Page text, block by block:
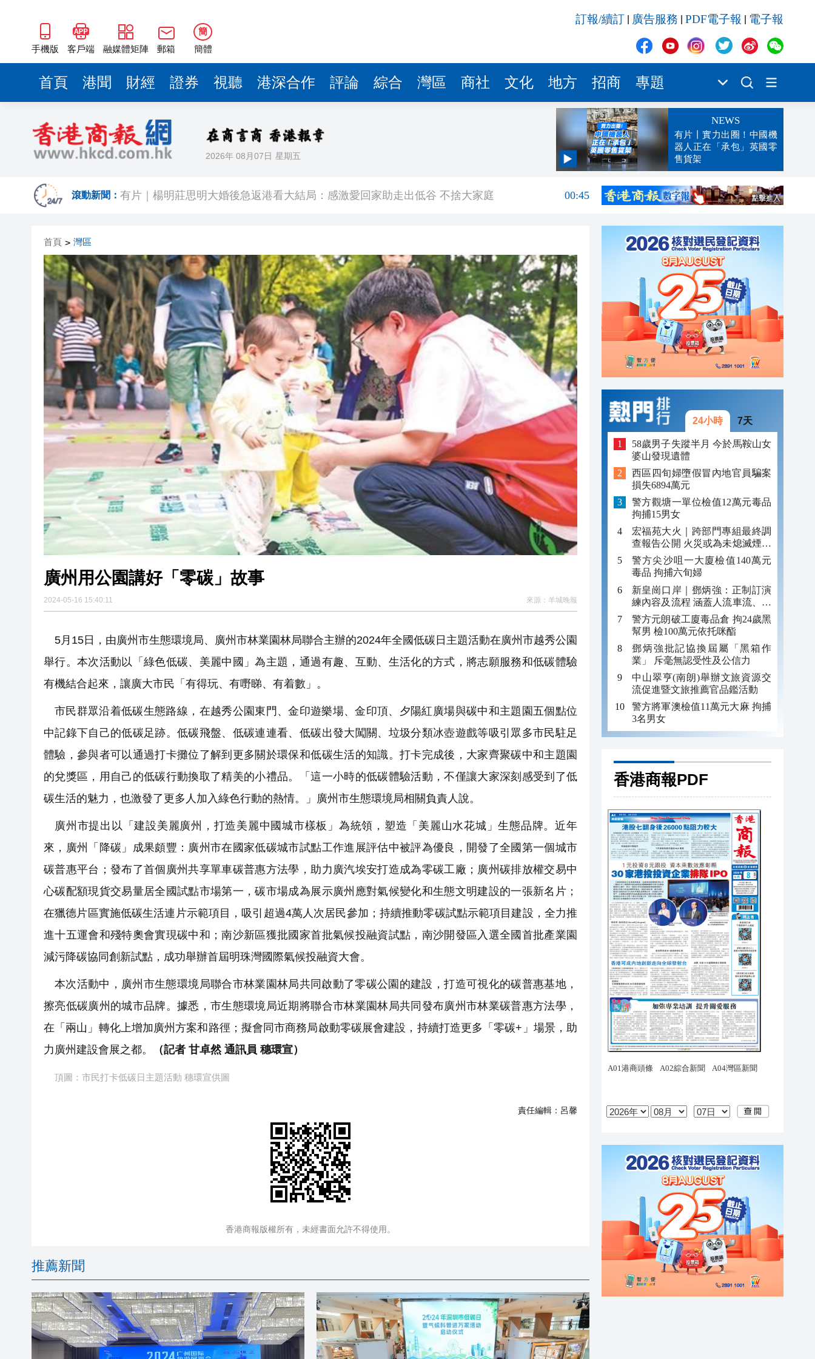
手機版 客戶端 融媒體矩陣 郵箱
簡
簡體
訂報/續訂 廣告服務 PDF電子報 電子報
首頁 港聞 財經 證券 視聽 港深合作 評論 綜合 灣區 商社 文化 地方 招商 專題
2026年 08月07日 星期五
NEWS
有片丨實力出圈！中國機
器人正在「承包」英國零
售貨架
滾動新聞：
04:29
有片｜楊明莊思明大婚後急返港看大結局：感激愛回家助走出低谷 不捨大家庭
00:45
有片丨【《愛回家》迎大結局】銀髮男團「大四喜」：十年深厚情誼 有歡亦有淚 緬懷「豹
叔」黎彼得
23:58
入境處反非法勞工行動拘12人
23:45
社署籲市民提防偽冒社署通訊程式賬戶
23:38
李家超：鼓勵保險業開發跨境產品 便利灣區居民
23:29
首頁 > 灣區
廣州用公園講好「零碳」故事
2024-05-16 15:40:11 來源： 羊城晚報
5月15日，由廣州市生態環境局、廣州市林業園林局聯合主辦的2024年全國低碳日主題活動在廣州市越秀公園
舉行。本次活動以「綠色低碳、美麗中國」為主題，通過有趣、互動、生活化的方式，將志願服務和低碳體驗
有機結合起來，讓廣大市民「有得玩、有嘢睇、有着數」。
市民群眾沿着低碳生態路線，在越秀公園東門、金印遊樂場、金印頂、夕陽紅廣場與碳中和主題園五個點位
中記錄下自己的低碳足跡。低碳飛盤、低碳連連看、低碳出發大闖關、垃圾分類冰壺遊戲等吸引眾多市民駐足
體驗，參與者可以通過打卡攤位了解到更多關於環保和低碳生活的知識。打卡完成後，大家齊聚碳中和主題園
的兌獎區，用自己的低碳行動換取了精美的小禮品。「這一小時的低碳體驗活動，不僅讓大家深刻感受到了低
碳生活的魅力，也激發了更多人加入綠色行動的熱情。」廣州市生態環境局相關負責人說。
廣州市提出以「建設美麗廣州，打造美麗中國城市樣板」為統領，塑造「美麗山水花城」生態品牌。近年
來，廣州「降碳」成果頗豐：廣州市在國家低碳城市試點工作進展評估中被評為優良，開發了全國第一個城市
碳普惠平台；發布了首個廣州共享單車碳普惠方法學，助力廣汽埃安打造成為零碳工廠；廣州碳排放權交易中
心碳配額現貨交易量居全國試點市場第一，碳市場成為展示廣州應對氣候變化和生態文明建設的一張新名片；
在獵德片區實施低碳生活連片示範項目，吸引超過4萬人次居民參加；持續推動零碳試點示範項目建設，全力推
進十五運會和殘特奧會實現碳中和；南沙新區獲批國家首批氣候投融資試點，南沙開發區入選全國首批產業園
減污降碳協同創新試點，成功舉辦首屆明珠灣國際氣候投融資大會。
本次活動中，廣州市生態環境局聯合市林業園林局共同啟動了零碳公園的建設，打造可視化的碳普惠基地，
擦亮低碳廣州的城市品牌。據悉，市生態環境局近期將聯合市林業園林局共同發布廣州市林業碳普惠方法學，
在「兩山」轉化上增加廣州方案和路徑；擬會同市商務局啟動零碳展會建設，持續打造更多「零碳+」場景，助
力廣州建設會展之都。
（記者 甘卓然 通訊員 穗環宣）
頂圖：市民打卡低碳日主題活動 穗環宣供圖
責任編輯： 呂馨
香港商報版權所有，未經書面允許不得使用。
推薦新聞
24小時 7天
58歲男子失蹤半月 今於馬鞍山女
婆山發現遺體
西區四旬婦墮假冒內地官員騙案
損失6894萬元
警方觀塘一單位檢值12萬元毒品
拘捕15男女
宏福苑大火｜跨部門專組最終調
查報告公開 火災或為未熄滅煙頭
引發
警方尖沙咀一大廈檢值140萬元
毒品 拘捕六旬婦
新皇崗口岸｜鄧炳強：正制訂演
練內容及流程 涵蓋人流車流、緊
急應變等
警方元朗破工廈毒品倉 拘24歲黑
幫男 檢100萬元依托咪酯
鄧炳強批記協換屆屬「黑箱作
業」 斥毫無認受性及公信力
中山翠亨(南朗)舉辦文旅資源交
流促進暨文旅推薦官品鑑活動
警方將軍澳檢值11萬元大麻 拘捕
3名男女
香港商報PDF